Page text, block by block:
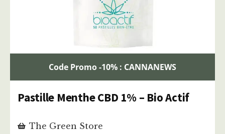
Code Promo -10% : CANNANEWS
Pastille Menthe CBD 1% – Bio Actif
The Green Store